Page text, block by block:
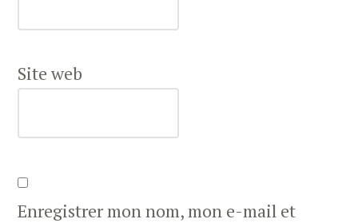
Site web
Enregistrer mon nom, mon e-mail et